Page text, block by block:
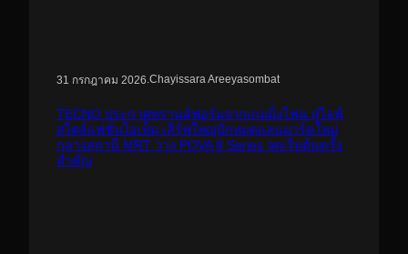
31 กรกฎาคม 2026.Chayissara Areeyasombat
TECNO ประกาศทรานส์ฟอร์มจากเกมมิ่งโฟน สู่ไลฟ์
สไตล์แฟชั่นไอเท็ม เสิร์ฟใหญ่ปักหมุดแลนมาร์คใหม่
กลางสถานี MRT วาง POVA 8 Series จุดเริ่มต้นครั้ง
สำคัญ